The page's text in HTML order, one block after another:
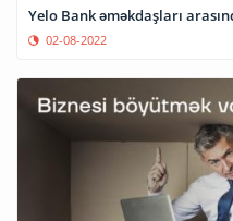
02-08-2022